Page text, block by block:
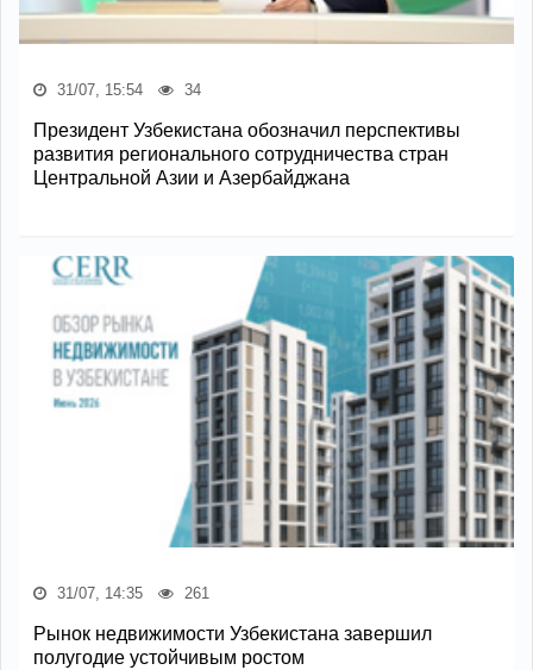
31/07, 15:54 34
Президент Узбекистана обозначил перспективы
развития регионального сотрудничества стран
Центральной Азии и Азербайджана
31/07, 14:35 261
Рынок недвижимости Узбекистана завершил
полугодие устойчивым ростом